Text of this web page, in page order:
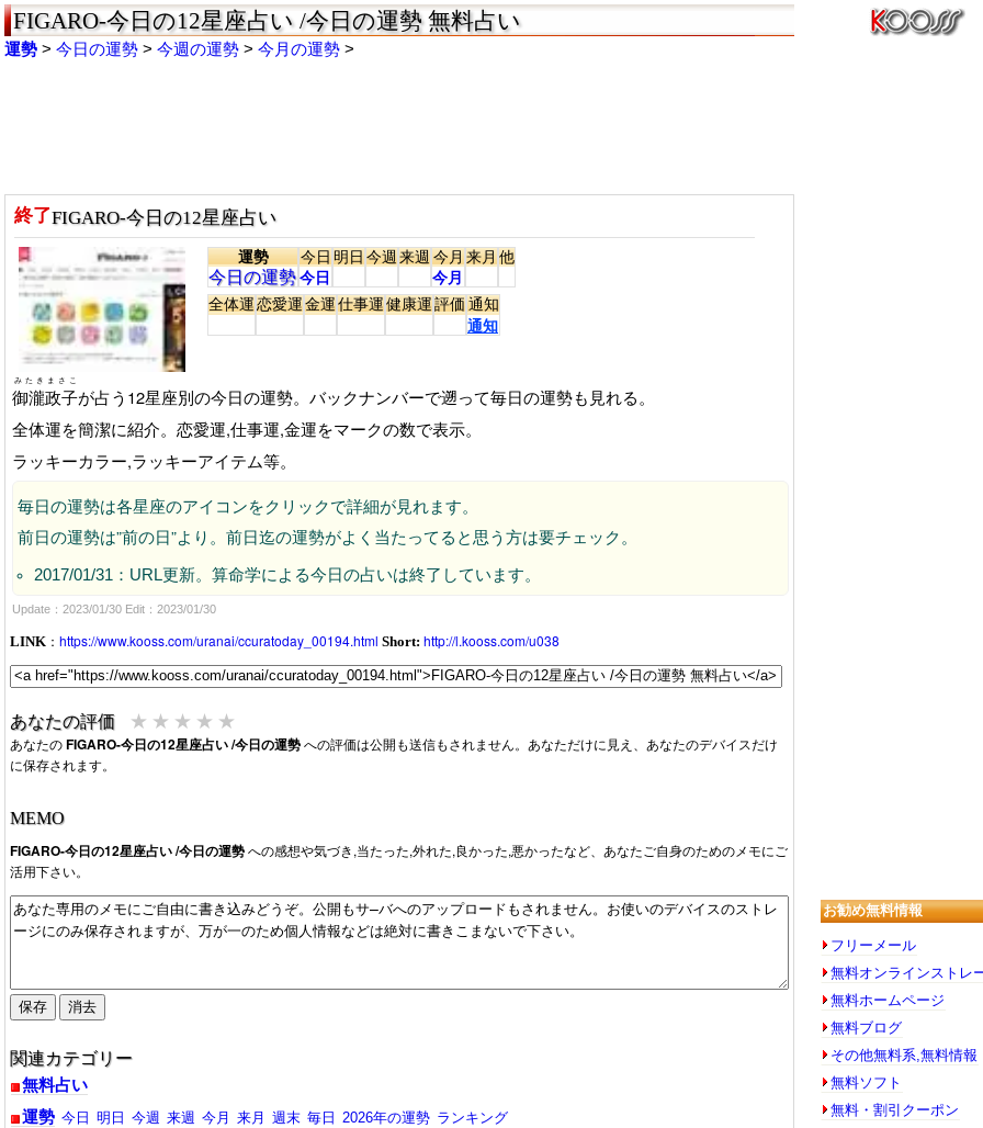
FIGARO-今日の12星座占い /今日の運勢 無料占い
運勢 今日の運勢 今週の運勢 今月の運勢
終了FIGARO-今日の12星座占い
運勢
今日の運勢
今日
今日
明日今週来週今月
今月
来月他
全体運恋愛運金運仕事運健康運評価通知
通知
御瀧政子
みたきまさこ
が占う12星座別の今日の運勢。バックナンバーで遡って毎日の運勢も見れる。
全体運を簡潔に紹介。恋愛運,仕事運,金運をマークの数で表示。
ラッキーカラー,ラッキーアイテム等。
毎日の運勢は各星座のアイコンをクリックで詳細が見れます。
前日の運勢は”前の日”より。前日迄の運勢がよく当たってると思う方は要チェック。
2017/01/31：URL更新。算命学による今日の占いは終了しています。
Update：2023/01/30 Edit：2023/01/30
LINK ： https://www.kooss.com/uranai/ccuratoday_00194.html Short: http://l.kooss.com/u038
あなたの評価 ★ ★ ★ ★ ★
あなたのFIGARO-今日の12星座占い /今日の運勢への評価は公開も送信もされません。あなただけに見え、あなたのデバイスだけ
に保存されます。
MEMO
FIGARO-今日の12星座占い /今日の運勢への感想や気づき,当たった,外れた,良かった,悪かったなど、あなたご自身のためのメモにご
活用下さい。
関連カテゴリー
無料占い
運勢 今日 明日 今週 来週 今月 来月 週末 毎日 2026年の運勢 ランキング
お勧め無料情報
フリーメール
無料オンラインストレ
無料ホームページ
無料ブログ
その他無料系,無料情報
無料ソフト
無料・割引クーポン